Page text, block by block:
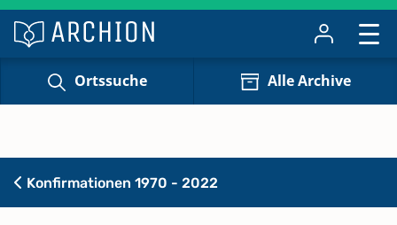
Ortssuche Alle Archive
Konfirmationen 1970 - 2022